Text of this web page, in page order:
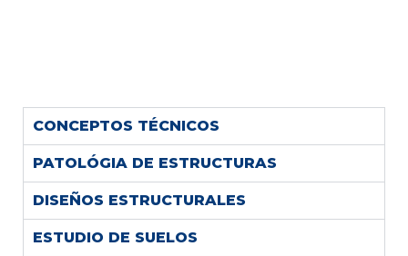
CONCEPTOS TÉCNICOS
PATOLÓGIA DE ESTRUCTURAS
DISEÑOS ESTRUCTURALES
ESTUDIO DE SUELOS